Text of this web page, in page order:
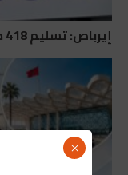
إيرباص: تسليم 418 طائرة خلال سبعة أشهر
×